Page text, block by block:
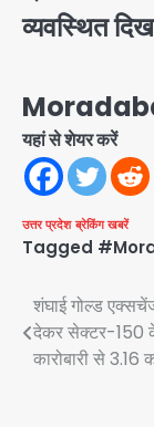
व्यवस्थित
यहां से शेयर करें
उत्तर प्रदेश ब्रेकिंग खबरें
Tagged
Post
शंघाई गोल्ड
देकर सेक्टर-150
कारोबारी से 3.16